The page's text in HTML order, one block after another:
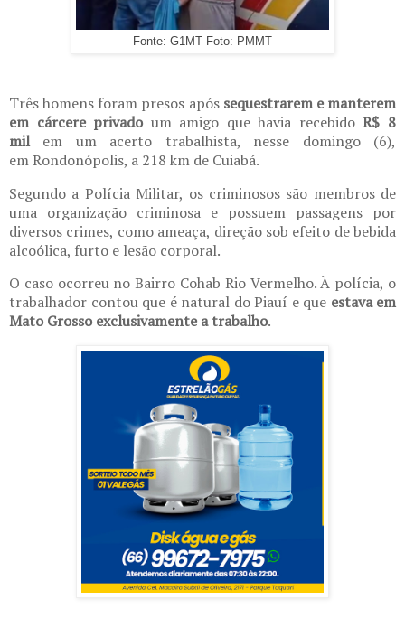
Fonte: G1MT Foto: PMMT
Três homens foram presos após sequestrarem e manterem
em cárcere privado um amigo que havia recebidoR$ 8
milem um acerto trabalhista, nesse domingo (6),
em Rondonópolis, a 218 km de Cuiabá.
Segundo a Polícia Militar, os criminosos são membros de
uma organização criminosa e possuem passagens por
diversos crimes, como ameaça, direção sob efeito de bebida
alcoólica, furto e lesão corporal.
O caso ocorreu no Bairro Cohab Rio Vermelho. À polícia, o
trabalhador contou que é natural do Piauí e que estava em
Mato Grosso exclusivamente a trabalho.